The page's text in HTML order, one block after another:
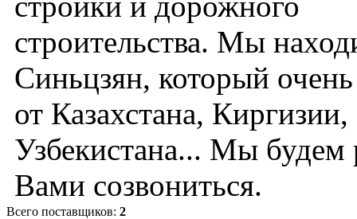
строительства. Мы
Синьцзян, который
от Казахстана, Киргизии,
Узбекистана... Мы будем
Вами созвониться.
Всего поставщиков: 2